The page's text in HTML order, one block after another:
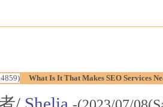
What Is It That Makes SEO Services